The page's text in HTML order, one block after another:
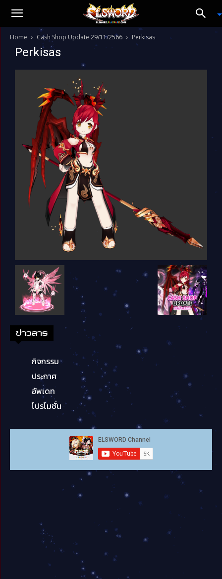
Home Cash Shop Update 29/11/2566 Perkisas
Perkisas
ข่าวสาร
กิจกรรม
ประกาศ
อัพเดท
โปรโมชั่น